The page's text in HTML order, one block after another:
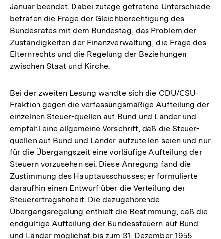
Januar beendet. Dabei zutage getretene Unterschiede
betrafen die Frage der Gleichberechtigung des
Bundesrates mit dem Bundestag, das Problem der
Zuständigkeiten der Finanzverwaltung, die Frage des
Elternrechts und die Regelung der Beziehungen
zwischen Staat und Kirche.
Bei der zweiten Lesung wandte sich die CDU/CSU-
Fraktion gegen die verfassungsmäßige Aufteilung der
einzelnen Steuer-quellen auf Bund und Länder und
empfahl eine allgemeine Vorschrift, daß die Steuer-
quellen auf Bund und Länder aufzuteilen seien und nur
für die Übergangszeit eine vorläufige Aufteilung der
Steuern vorzusehen sei. Diese Anregung fand die
Zustimmung des Hauptausschusses; er formulierte
daraufhin einen Entwurf über die Verteilung der
Steuerertragshoheit. Die dazugehörende
Übergangsregelung enthielt die Bestimmung, daß die
endgültige Aufteilung der Bundessteuern auf Bund
und Länder möglichst bis zum 31. Dezember 1955